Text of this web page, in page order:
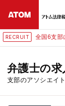
RECRUIT 全国6支部
弁護士の求
支部のアソシエイ
無料相